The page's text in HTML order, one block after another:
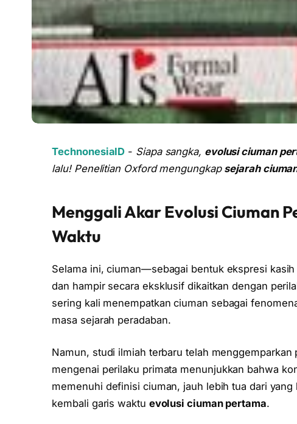
TechnonesiaID - Siapa sangka, evolusi ciuman
lalu! Penelitian Oxford mengungkap sejarah
Menggali Akar Evolusi Ciuman
Waktu
Selama ini, ciuman—sebagai bentuk ekspresi
dan hampir secara eksklusif dikaitkan dengan
sering kali menempatkan ciuman sebagai
masa sejarah peradaban.
Namun, studi ilmiah terbaru telah
mengenai perilaku primata menunjukkan bahwa
memenuhi definisi ciuman, jauh lebih tua dari
kembali garis waktu evolusi ciuman pertama.